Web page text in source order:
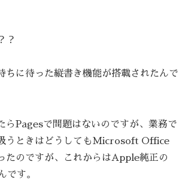
？
ちに待った縦書き機能が搭載されたんで
らPagesで問題はないのですが、業務で
うときはどうしてもMicrosoft Office
たのですが、これからはApple純正の
です。